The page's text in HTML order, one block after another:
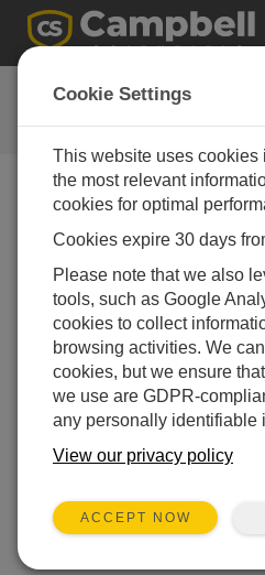
Delta Tech d.o.o.
A Campbell Scientific partner
連絡先
Dužice 21
10000
CROATIA
Phone: +385 (0)1 3097-503
Cookie Settings
This website uses cookies
the most relevant
cookies for optimal
Cookies expire 30 days
Please note that we also
tools, such as Google
cookies to collect
browsing activities. We
cookies, but we ensure
we use are GDPR-
any personally identifiable
View our privacy policy
ACCEPT NOW